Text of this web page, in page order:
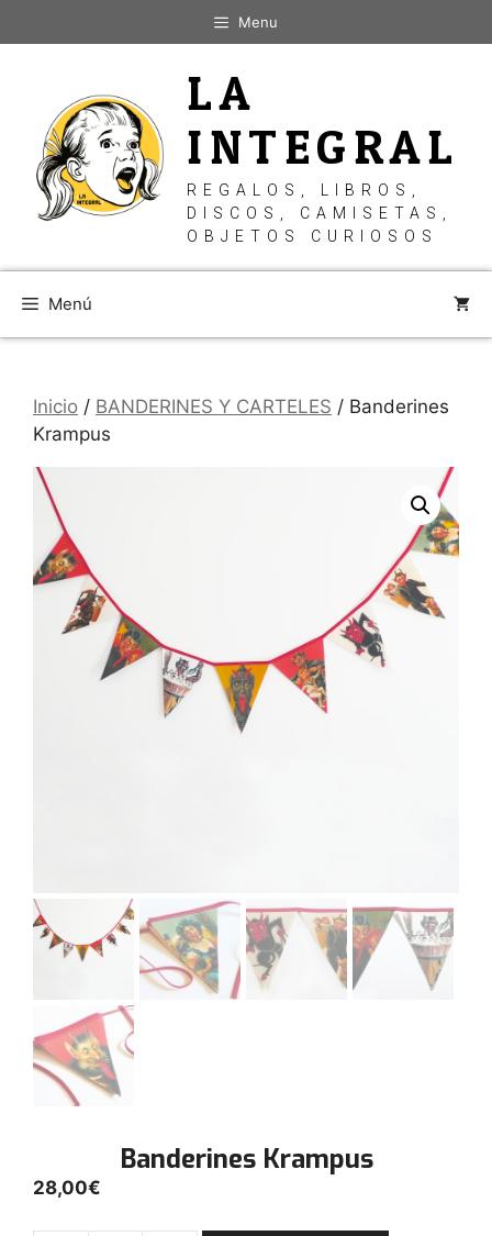
al
Menu
LA
INTEGRAL
REGALOS, LIBROS,
DISCOS, CAMISETAS,
OBJETOS CURIOSOS
Menú
Inicio / BANDERINES Y CARTELES / Banderines
Krampus
Banderines Krampus
28,00€